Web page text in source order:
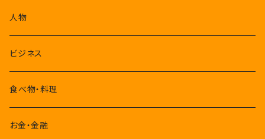
4-6月
7-9月
10-12月
人物
ビジネス
食べ物・料理
お金・金融